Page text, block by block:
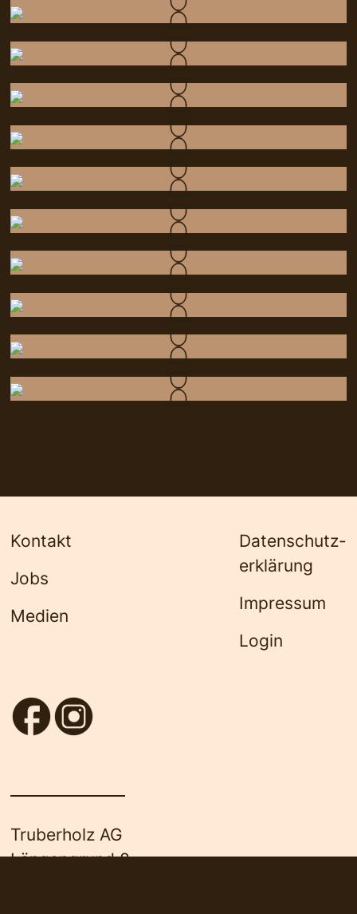
Kontakt
Jobs
Medien
Datenschutz­
erklärung
Impressum
Login
Truberholz AG
Längengrund 8